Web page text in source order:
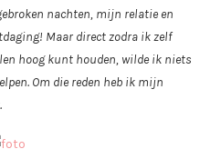
nachten, mijn relatie en
Maar direct zodra ik zelf
hoog kunt houden, wilde ik niets
Om die reden heb ik mijn